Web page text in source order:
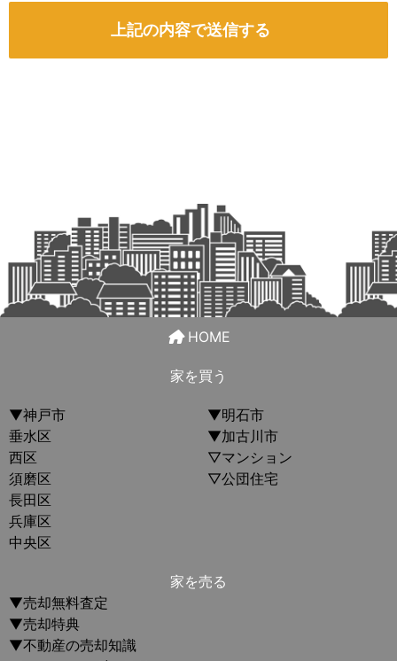
HOME
家を買う
▼神戸市
垂水区
西区
須磨区
長田区
兵庫区
中央区
▼明石市
▼加古川市
▽マンション
▽公団住宅
家を売る
▼売却無料査定
▼売却特典
▼不動産の売却知識